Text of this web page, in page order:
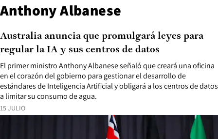
Anthony Albanese
15 JULIO
El primer ministro Anthony Albanese señaló que creará una oficina
en el corazón del gobierno para gestionar el desarrollo de
estándares de Inteligencia Artificial y obligará a los centros de datos
a limitar su consumo de agua.
Australia anuncia que promulgará leyes para
regular la IA y sus centros de datos